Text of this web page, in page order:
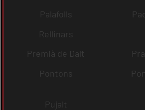
Palafolls
Rellinars
Premià de Dalt
Pontons
Pujalt